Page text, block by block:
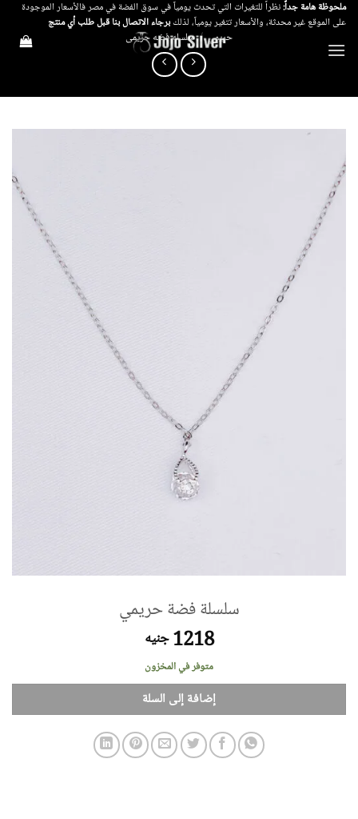
تخطي
للمحتوى
ملحوظة هامة جداً:نظراً للتغيرات التي تحدث يومياً في سوق الفضة في مصر فالأسعار الموجودة
على الموقع غير محدثة، والأسعار تتغير يومياً، لذلكبرجاء الاتصال بنا قبل طلب أي منتج
حريمي / سلسله فضه حريمى
سلسلة فضة حريمي
1218 جنيه
متوفر في المخزون
إضافة إلى السلة